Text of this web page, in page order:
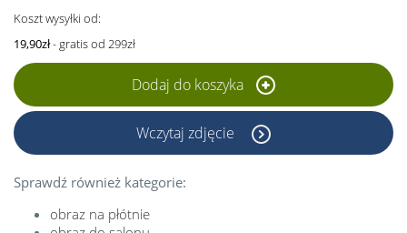
Koszt wysyłki od:
19,90zł- gratis od 299zł
Dodaj do koszyka
Wczytaj zdjęcie
Sprawdź również kategorie:
obraz na płótnie